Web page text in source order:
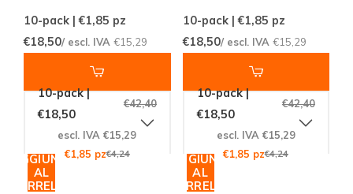
10-pack | €1,85 pz
€18,50/ escl. IVA €15,29
10-pack |
€18,50
€42,40
escl. IVA €15,29
€1,85 pz€4,24
AGGIUNGI
AL
CARRELLO
10-pack | €1,85 pz
€18,50/ escl. IVA €15,29
10-pack |
€18,50
€42,40
escl. IVA €15,29
€1,85 pz€4,24
AGGIUNGI
AL
CARRELLO